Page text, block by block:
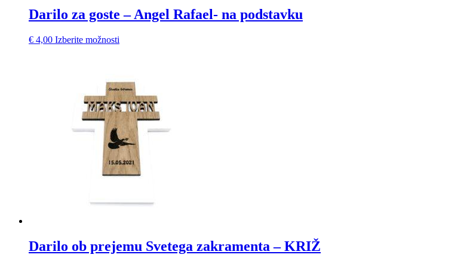
Darilo za goste – Angel Rafael- na podstavku
€ 4,00 Izberite možnosti
Darilo ob prejemu Svetega zakramenta – KRIŽ